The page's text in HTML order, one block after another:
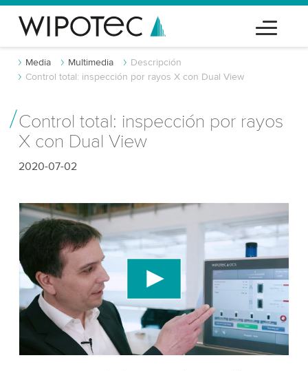
Media Multimedia
Descripción
Control total: inspección por rayos X con Dual View
Control total: inspección por rayos
X con Dual View
2020-07-02
¡Necesitamos tu consentimiento para
cargar el servicio de video de YouTube!
Utilizamos un servicio de terceros para incrustar
contenido de video que puede recopilar datos
sobre tu actividad. Por favor, revisa los detalles y
acepta el servicio para ver este video.
Aceptar Más información